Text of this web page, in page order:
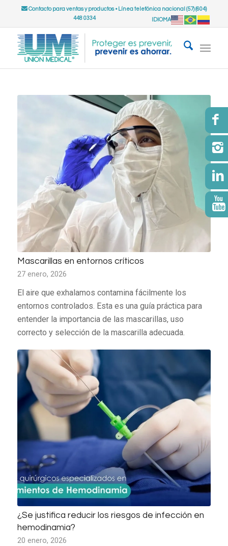
Contacto para ventas y productos• Línea telefónica nacional (57) (604)
448 0334
IDIOMA
Mascarillas en entornos críticos
27 enero, 2026
El aire que exhalamos contamina fácilmente los
entornos controlados. Esta es una guía práctica para
entender la importancia de las mascarillas, uso
correcto y selección de la mascarilla adecuada.
¿Se justifica reducir los riesgos de infección en
hemodinamia?
20 enero, 2026